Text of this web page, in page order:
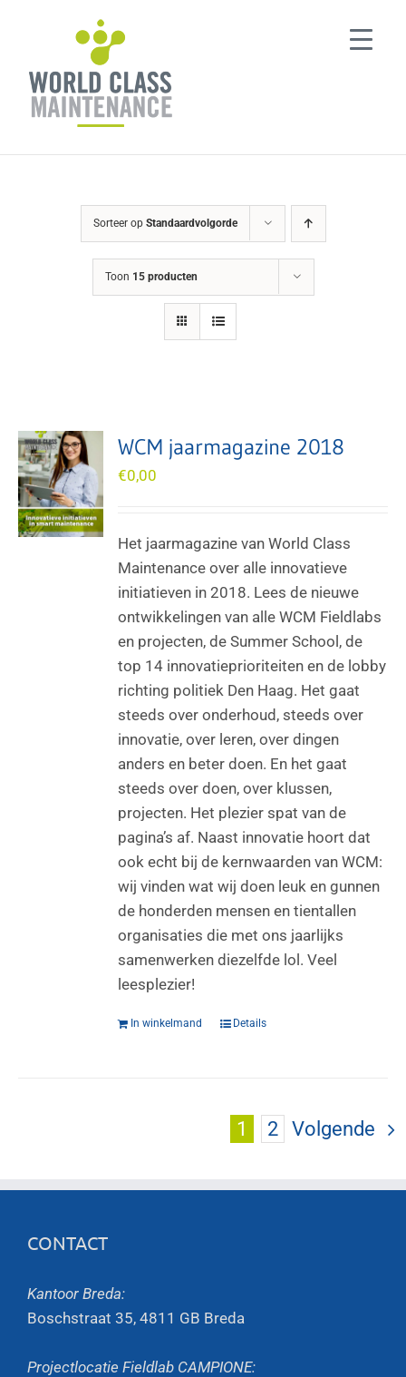
Sorteer op Standaardvolgorde
Toon 15 producten
WCM jaarmagazine 2018
€0,00
Het jaarmagazine van World Class
Maintenance over alle innovatieve
initiatieven in 2018. Lees de nieuwe
ontwikkelingen van alle WCM Fieldlabs
en projecten, de Summer School, de
top 14 innovatieprioriteiten en de lobby
richting politiek Den Haag. Het gaat
steeds over onderhoud, steeds over
innovatie, over leren, over dingen
anders en beter doen. En het gaat
steeds over doen, over klussen,
projecten. Het plezier spat van de
pagina’s af. Naast innovatie hoort dat
ook echt bij de kernwaarden van WCM:
wij vinden wat wij doen leuk en gunnen
de honderden mensen en tientallen
organisaties die met ons jaarlijks
samenwerken diezelfde lol. Veel
leesplezier!
In winkelmand Details
1 2 Volgende
CONTACT
Kantoor Breda:
Boschstraat 35, 4811 GB Breda
Projectlocatie Fieldlab CAMPIONE: